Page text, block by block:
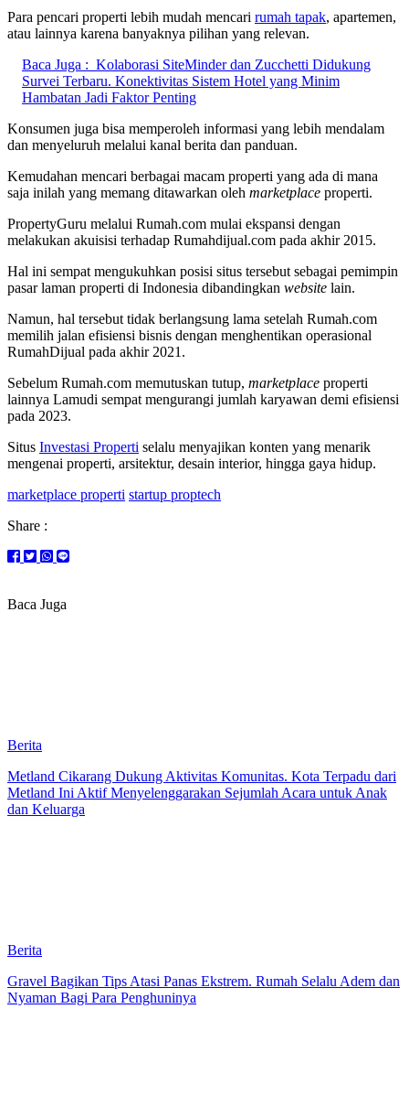
Para pencari properti lebih mudah mencari rumah tapak, apartemen,
atau lainnya karena banyaknya pilihan yang relevan.
Baca Juga : Kolaborasi SiteMinder dan Zucchetti Didukung
Survei Terbaru. Konektivitas Sistem Hotel yang Minim
Hambatan Jadi Faktor Penting
Konsumen juga bisa memperoleh informasi yang lebih mendalam
dan menyeluruh melalui kanal berita dan panduan.
Kemudahan mencari berbagai macam properti yang ada di mana
saja inilah yang memang ditawarkan oleh marketplace properti.
PropertyGuru melalui Rumah.com mulai ekspansi dengan
melakukan akuisisi terhadap Rumahdijual.com pada akhir 2015.
Hal ini sempat mengukuhkan posisi situs tersebut sebagai pemimpin
pasar laman properti di Indonesia dibandingkan website lain.
Namun, hal tersebut tidak berlangsung lama setelah Rumah.com
memilih jalan efisiensi bisnis dengan menghentikan operasional
RumahDijual pada akhir 2021.
Sebelum Rumah.com memutuskan tutup, marketplace properti
lainnya Lamudi sempat mengurangi jumlah karyawan demi efisiensi
pada 2023.
Situs Investasi Properti selalu menyajikan konten yang menarik
mengenai properti, arsitektur, desain interior, hingga gaya hidup.
marketplace properti startup proptech
Share :
Baca Juga
Berita
Metland Cikarang Dukung Aktivitas Komunitas. Kota Terpadu dari
Metland Ini Aktif Menyelenggarakan Sejumlah Acara untuk Anak
dan Keluarga
Berita
Gravel Bagikan Tips Atasi Panas Ekstrem. Rumah Selalu Adem dan
Nyaman Bagi Para Penghuninya